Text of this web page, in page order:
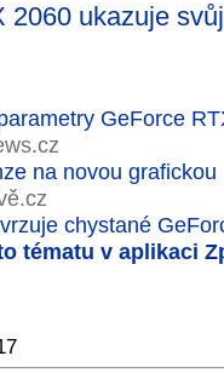
2060 ukazuje
GeForce
na novou
chystané
tématu v aplikaci